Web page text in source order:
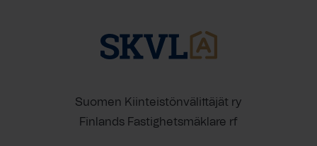
Suomen Kiinteistönvälittäjät ry
Finlands Fastighetsmäklare rf